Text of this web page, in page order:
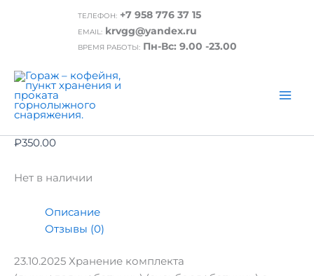
ТЕЛЕФОН: +7 958 776 37 15
EMAIL: krvgg@yandex.ru
ВРЕМЯ РАБОТЫ:Пн-Вс: 9.00 -23.00
/ 23.10.2025 Хранение комплекта
(лыжи+палки+ботинки) (сноуборд+ботинки) с
23.10.2025 Хранение комплекта
(лыжи+палки+ботинки)
(сноуборд+ботинки) с сушкой ботинок
00:00 – 24:00
₽350.00
Нет в наличии
Описание
Отзывы (0)
23.10.2025 Хранение комплекта